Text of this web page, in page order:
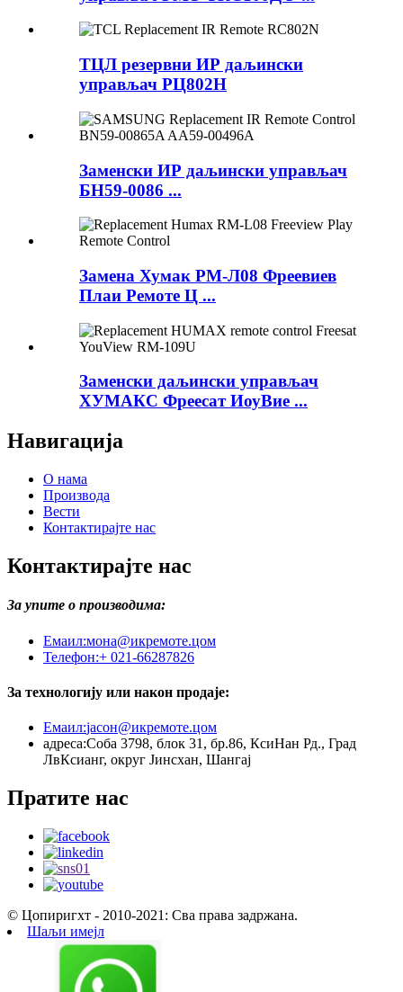
ТЦЛ резервни ИР даљински
управљач РЦ802Н
Заменски ИР даљински управљач
БН59-0086 ...
Замена Хумак РМ-Л08 Фреевиев
Плаи Ремоте Ц ...
Заменски даљински управљач
ХУМАКС Фреесат ИоуВие ...
Навигација
О нама
Производа
Вести
Контактирајте нас
Контактирајте нас
За упите о производима:
Емаил:мона@икремоте.цом
Телефон:+ 021-66287826
За технологију или након продаје:
Емаил:јасон@икремоте.цом
адреса:Соба 3798, блок 31, бр.86, КсиНан Рд., Град
ЛвКсианг, округ Јинсхан, Шангај
Пратите нас
© Цопиригхт - 2010-2021: Сва права задржана.
Шаљи имејл